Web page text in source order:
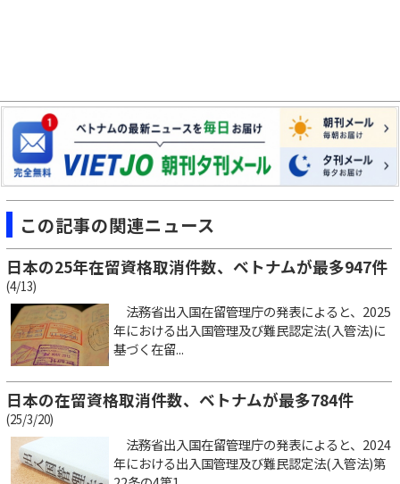
この記事の関連ニュース
日本の25年在留資格取消件数、ベトナムが最多947件
(4/13)
法務省出入国在留管理庁の発表によると、2025
年における出入国管理及び難民認定法(入管法)に
基づく在留...
日本の在留資格取消件数、ベトナムが最多784件
(25/3/20)
法務省出入国在留管理庁の発表によると、2024
年における出入国管理及び難民認定法(入管法)第